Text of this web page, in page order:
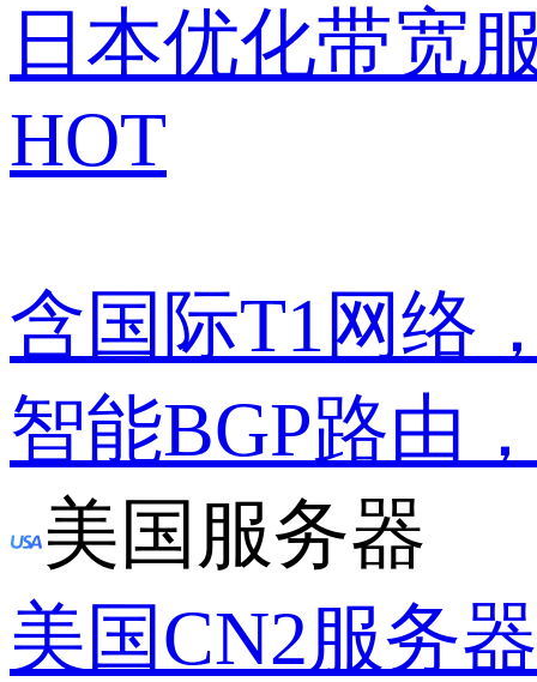
日本优化带宽
HOT
含国际T1网络
智能BGP路由
美国服务器
美国CN2服务器